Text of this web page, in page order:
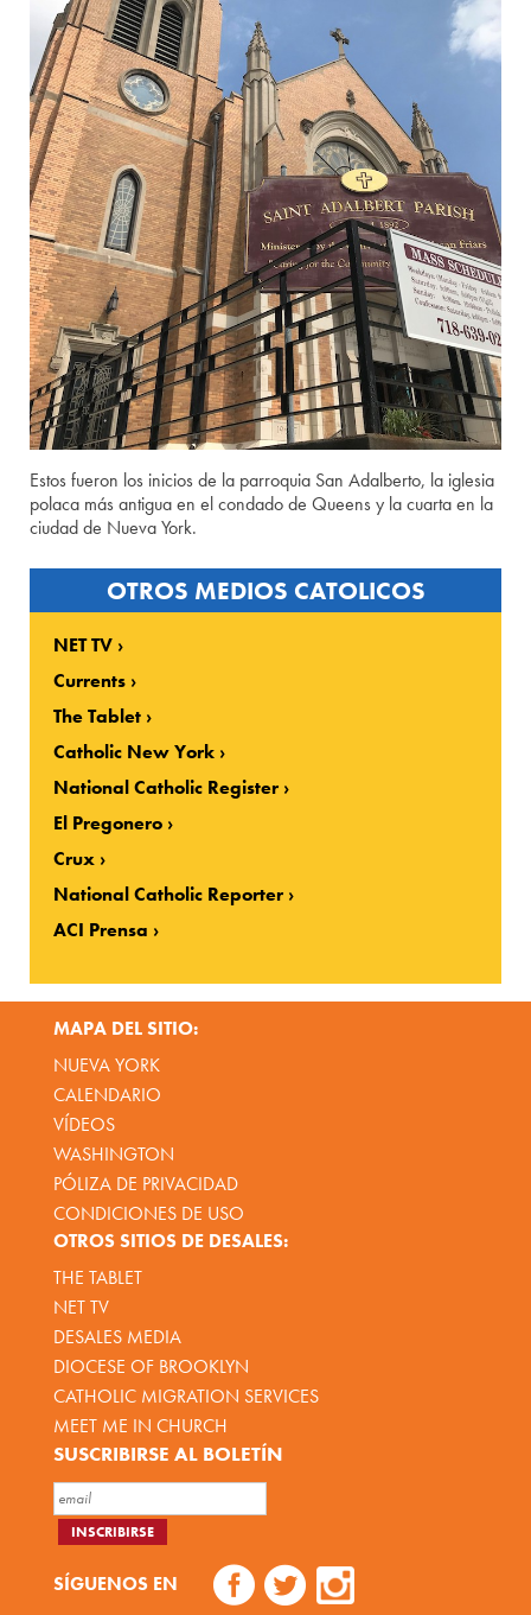
Estos fueron los inicios de la parroquia San Adalberto, la iglesia
polaca más antigua en el condado de Queens y la cuarta en la
ciudad de Nueva York.
OTROS MEDIOS CATOLICOS
NET TV
Currents
The Tablet
Catholic New York
National Catholic Register
El Pregonero
Crux
National Catholic Reporter
ACI Prensa
MAPA DEL SITIO:
NUEVA YORK
CALENDARIO
VÍDEOS
WASHINGTON
PÓLIZA DE PRIVACIDAD
CONDICIONES DE USO
OTROS SITIOS DE DESALES:
THE TABLET
NET TV
DESALES MEDIA
DIOCESE OF BROOKLYN
CATHOLIC MIGRATION SERVICES
MEET ME IN CHURCH
SUSCRIBIRSE AL BOLETÍN
SÍGUENOS EN